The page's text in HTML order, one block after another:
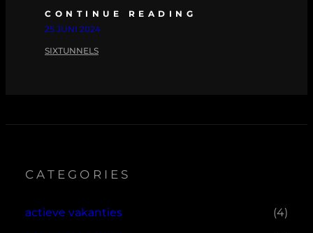
CONTINUE READING
25 JUNI 2024
SIXTUNNELS
CATEGORIES
actieve vakanties (4)